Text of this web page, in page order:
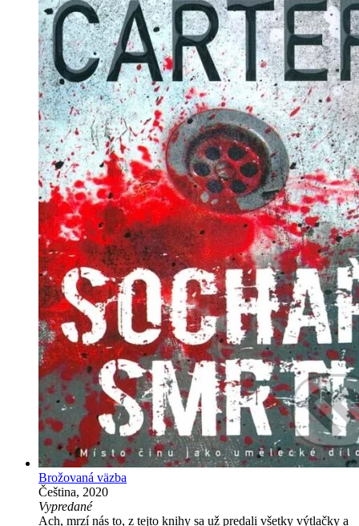
Brožovaná väzba
Čeština, 2020
Vypredané
Ach, mrzí nás to, z tejto knihy sa už predali všetky výtlačky a